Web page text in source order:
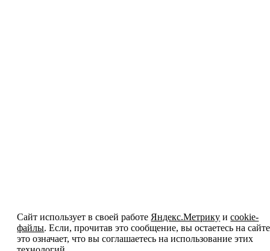
Сайт использует в своей работе Яндекс.Метрику иcookie-
файлы. Если, прочитав это сообщение, вы остаетесь на
это означает, что вы соглашаетесь на использование этих